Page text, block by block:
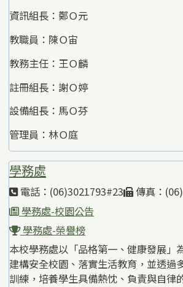
資訊組長：鄭Ｏ元
教職員：陳Ｏ宙
教務主任：王Ｏ麟
註冊組長：謝Ｏ婷
設備組長：馬Ｏ芬
管理員：林Ｏ庭
學務處
電話：(06)3021793#23
傳真：
學務處-校園公告
學務處-榮譽榜
本校學務處以「品格第一、健康發展」
建構安全校園、落實生活教育，並透過
訓練，培養學生具備熱忱、負責與自律